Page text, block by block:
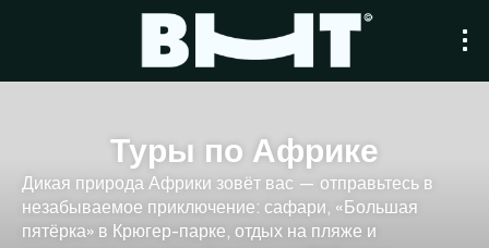
Туры по Африке
Дикая природа Африки зовёт вас — отправьтесь в
незабываемое приключение: сафари, «Большая
пятёрка» в Крюгер-парке, отдых на пляже и